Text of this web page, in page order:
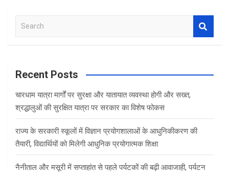
a
c
Recent Posts
चारधाम यात्रा मार्गों पर सुरक्षा और यातायात व्यवस्था होगी और सख्त,
श्रद्धालुओं की सुरक्षित यात्रा पर सरकार का विशेष फोकस
राज्य के सरकारी स्कूलों में विज्ञान प्रयोगशालाओं के आधुनिकीकरण की
तैयारी, विद्यार्थियों को मिलेगी आधुनिक प्रयोगात्मक शिक्षा
नैनीताल और मसूरी में सप्ताहांत से पहले पर्यटकों की बढ़ी आवाजाही, पर्यटन